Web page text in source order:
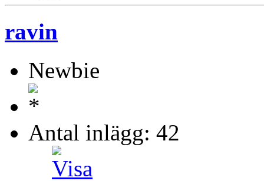
ravin
Newbie
Antal inlägg: 42